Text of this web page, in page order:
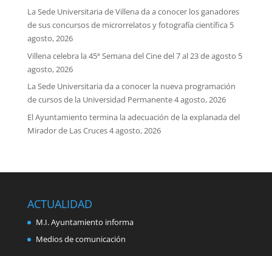
La Sede Universitaria de Villena da a conocer los ganadores
de sus concursos de microrrelatos y fotografía científica 5
agosto, 2026
Villena celebra la 45ª Semana del Cine del 7 al 23 de agosto 5
agosto, 2026
La Sede Universitaria da a conocer la nueva programación
de cursos de la Universidad Permanente4 agosto, 2026
El Ayuntamiento termina la adecuación de la explanada del
Mirador de Las Cruces4 agosto, 2026
ACTUALIDAD
M.I. Ayuntamiento informa
Medios de comunicación